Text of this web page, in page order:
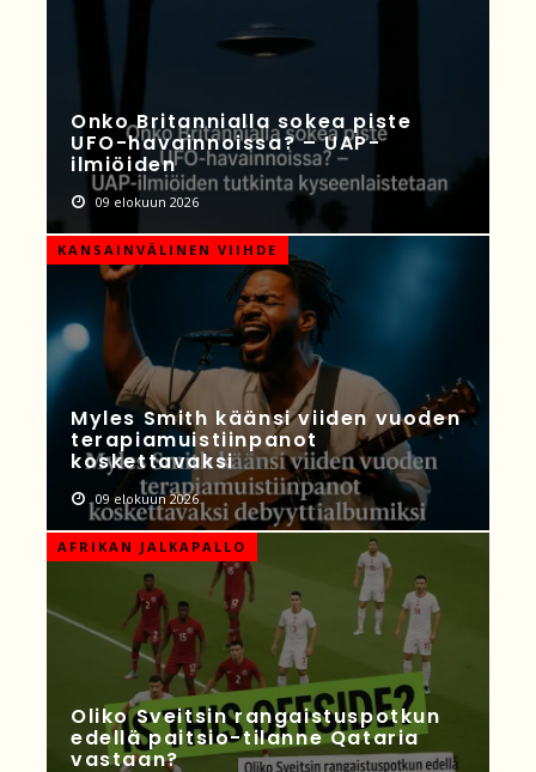
Onko Britannialla sokea piste
UFO-havainnoissa? – UAP-
ilmiöiden
09 elokuun 2026
KANSAINVÄLINEN VIIHDE
Myles Smith käänsi viiden vuoden
terapiamuistiinpanot
koskettavaksi
09 elokuun 2026
AFRIKAN JALKAPALLO
Oliko Sveitsin rangaistuspotkun
edellä paitsio-tilanne Qataria
vastaan?